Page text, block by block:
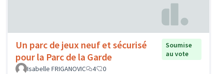
Un parc de jeux neuf et sécurisé
pour la Parc de la Garde
Soumise
au vote
Isabelle FRIGANOVIC
4 0